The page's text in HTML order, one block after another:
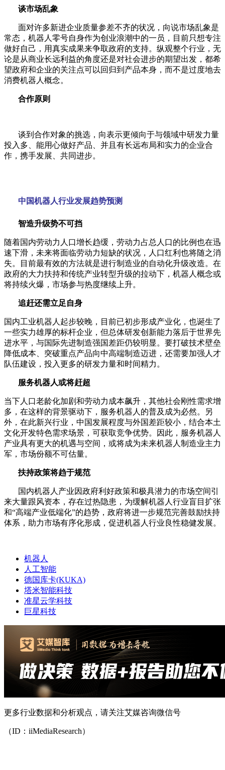
谈市场乱象
面对许多新进企业质量参差不齐的状况，向说市场乱象是
常态，机器人零号自身作为创业浪潮中的一员，目前只想专注
做好自己，用真实成果来争取政府的支持。纵观整个行业，无
论是从商业长远利益的角度还是对社会进步的期望出发，都希
望政府和企业的关注点可以回归到产品本身，而不是过度地去
消费机器人概念。
合作原则
谈到合作对象的挑选，向表示更倾向于与领域中研发力量
投入多、能用心做好产品、并且有长远布局和实力的企业合
作，携手发展、共同进步。
中国机器人行业发展趋势预测
智造升级势不可挡
随着国内劳动力人口增长趋缓，劳动力占总人口的比例也在迅
速下滑，未来将面临劳动力短缺的状况，人口红利也将随之消
失。目前最有效的方法就是进行制造业的自动化升级改造。在
政府的大力扶持和传统产业转型升级的拉动下，机器人概念或
将持续火爆，市场参与热度继续上升。
追赶还需立足自身
国内工业机器人起步较晚，目前已初步形成产业化，也诞生了
一些实力雄厚的标杆企业，但总体研发创新能力落后于世界先
进水平，与国际先进制造强国差距仍较明显。要打破技术壁垒
降低成本、突破重点产品向中高端制造迈进，还需要加强人才
队伍建设，投入更多的研发力量和时间精力。
服务机器人或将赶超
当下人口老龄化加剧和劳动力成本飙升，其他社会刚性需求增
多，在这样的背景驱动下，服务机器人的普及成为必然。另
外，在此新兴行业，中国发展程度与外国差距较小，结合本土
文化开发特色需求场景，可获取竞争优势。因此，服务机器人
产业具有更大的机遇与空间，或将成为未来机器人制造业主力
军，市场份额不可估量。
扶持政策将趋于规范
国内机器人产业因政府利好政策和极具潜力的市场空间引
来大量跟风资本，存在过热隐患，为缓解机器人行业盲目扩张
和“高端产业低端化”的趋势，政府将进一步规范完善鼓励扶持
体系，助力市场有序化形成，促进机器人行业良性稳健发展。
机器人
人工智能
德国库卡(KUKA)
塔米智能科技
准星云学科技
巨星科技
更多行业数据和分析观点，请关注艾媒咨询微信号
（ID：iiMediaResearch）